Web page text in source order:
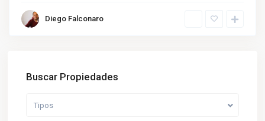
Diego Falconaro
Buscar Propiedades
Tipos